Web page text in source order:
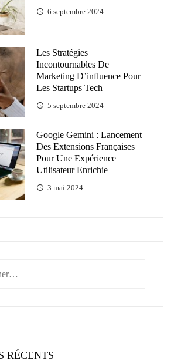
6 septembre 2024
Les Stratégies
Incontournables De
Marketing D’influence Pour
Les Startups Tech
5 septembre 2024
Google Gemini : Lancement
Des Extensions Françaises
Pour Une Expérience
Utilisateur Enrichie
3 mai 2024
RÉCENTS